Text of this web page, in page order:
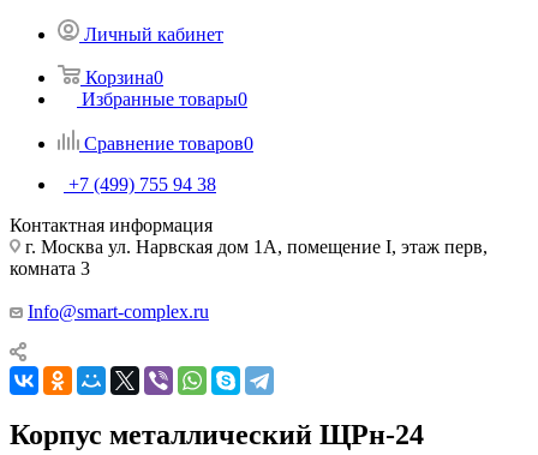
Личный кабинет
Корзина0
Избранные товары0
Сравнение товаров0
+7 (499) 755 94 38
Контактная информация
г. Москва ул. Нарвская дом 1А, помещение I, этаж перв,
комната 3
Info@smart-complex.ru
Корпус металлический ЩРн-24